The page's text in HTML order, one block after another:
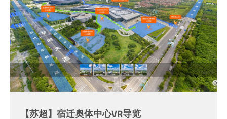
【苏超】宿迁奥体中心VR导览